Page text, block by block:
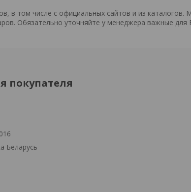
в том числе с официальных сайтов и из каталогов.
Обязательно уточняйте у менеджера важные для
покупателя
Беларусь